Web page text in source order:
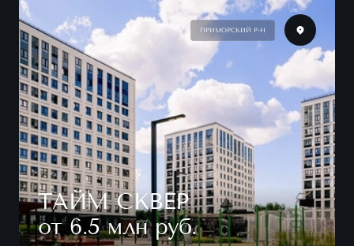
ПРИМОРСКИЙ Р-Н
ТАЙМ СКВЕР
от 6.5 млн руб.